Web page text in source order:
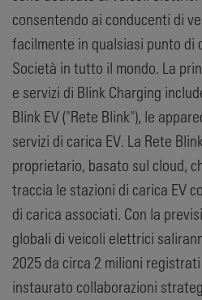
consentendo ai conducenti di
facilmente in qualsiasi punto di
Società in tutto il mondo. La
e servizi di Blink Charging
Blink EV ("Rete Blink"), le
servizi di carica EV. La Rete
proprietario, basato sul cloud,
traccia le stazioni di carica EV
di carica associati. Con la
globali di veicoli elettrici
2025 da circa 2 milioni
instaurato collaborazioni